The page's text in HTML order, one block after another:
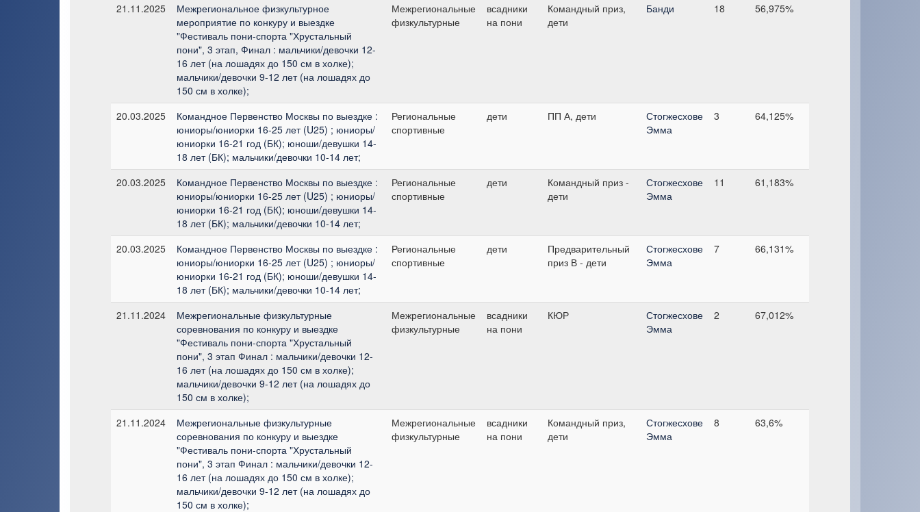
21.11.2025
Межрегиональное физкультурное
мероприятие по конкуру и выездке
"Фестиваль пони-спорта "Хрустальный
пони", 3 этап, Финал : мальчики/девочки 12-
16 лет (на лошадях до 150 см в холке);
мальчики/девочки 9-12 лет (на лошадях до
150 см в холке);
Межрегиональные
физкультурные
всадники
на пони
Командный приз,
дети
Банди 18 56,975%
20.03.2025
Командное Первенство Москвы по выездке :
юниоры/юниорки 16-25 лет (U25) ; юниоры/
юниорки 16-21 год (БК); юноши/девушки 14-
18 лет (БК); мальчики/девочки 10-14 лет;
Региональные
спортивные
дети ПП А, дети
Стогжесхове
Эмма
3 64,125%
20.03.2025
Командное Первенство Москвы по выездке :
юниоры/юниорки 16-25 лет (U25) ; юниоры/
юниорки 16-21 год (БК); юноши/девушки 14-
18 лет (БК); мальчики/девочки 10-14 лет;
Региональные
спортивные
дети
Командный приз -
дети
Стогжесхове
Эмма
11 61,183%
20.03.2025
Командное Первенство Москвы по выездке :
юниоры/юниорки 16-25 лет (U25) ; юниоры/
юниорки 16-21 год (БК); юноши/девушки 14-
18 лет (БК); мальчики/девочки 10-14 лет;
Региональные
спортивные
дети
Предварительный
приз В - дети
Стогжесхове
Эмма
7 66,131%
21.11.2024
Межрегиональные физкультурные
соревнования по конкуру и выездке
"Фестиваль пони-спорта "Хрустальный
пони", 3 этап Финал : мальчики/девочки 12-
16 лет (на лошадях до 150 см в холке);
мальчики/девочки 9-12 лет (на лошадях до
150 см в холке);
Межрегиональные
физкультурные
всадники
на пони
КЮР
Стогжесхове
Эмма
2 67,012%
21.11.2024
Межрегиональные физкультурные
соревнования по конкуру и выездке
"Фестиваль пони-спорта "Хрустальный
пони", 3 этап Финал : мальчики/девочки 12-
16 лет (на лошадях до 150 см в холке);
мальчики/девочки 9-12 лет (на лошадях до
150 см в холке);
Межрегиональные
физкультурные
всадники
на пони
Командный приз,
дети
Стогжесхове
Эмма
8 63,6%